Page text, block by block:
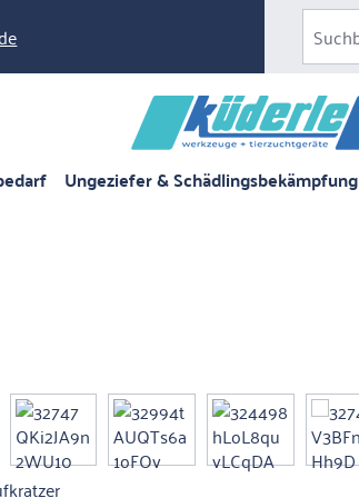
Ungeziefer & Schädlingsbekämpfung